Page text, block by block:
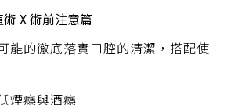
X 術前注意篇
能的徹底落實口腔的清潔，搭配使
煙癮與酒癮